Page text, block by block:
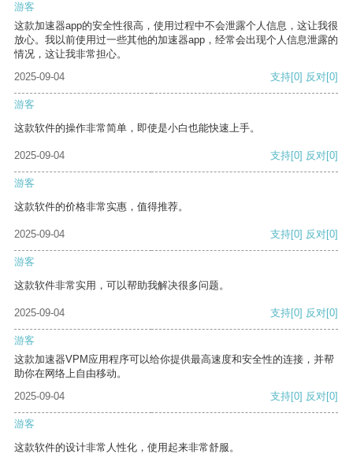
游客
这款加速器app的安全性很高，使用过程中不会泄露个人信息，这让我很
放心。我以前使用过一些其他的加速器app，经常会出现个人信息泄露的
情况，这让我非常担心。
2025-09-04
支持[0] 反对[0]
游客
这款软件的操作非常简单，即使是小白也能快速上手。
2025-09-04 支持[0] 反对[0]
游客
这款软件的价格非常实惠，值得推荐。
2025-09-04 支持[0] 反对[0]
游客
这款软件非常实用，可以帮助我解决很多问题。
2025-09-04 支持[0] 反对[0]
游客
这款加速器VPM应用程序可以给你提供最高速度和安全性的连接，并帮
助你在网络上自由移动。
2025-09-04
支持[0] 反对[0]
游客
这款软件的设计非常人性化，使用起来非常舒服。